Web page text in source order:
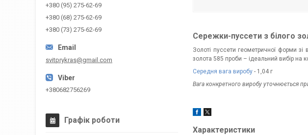
Сережки-пуссети з білого
Золоті пуссети геометричної форми зі
золота 585 проби – ідеальний вибір на
Середня вага виробу - 1,04 г
Вага конкретного виробу уточнюється
Характеристики
+380 (95) 275-62-69
+380 (68) 275-62-69
+380 (73) 275-62-69
svitprykras@gmail.com
+380682756269
Графік роботи